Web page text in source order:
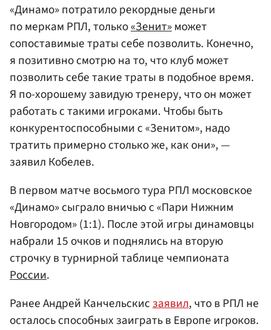
«Динамо» потратило рекордные деньги
по меркам РПЛ, только«Зенит»может
сопоставимые траты себе позволить. Конечно,
я позитивно смотрю на то, что клуб может
позволить себе такие траты в подобное время.
Я по-хорошему завидую тренеру, что он может
работать с такими игроками. Чтобы быть
конкурентоспособными с «Зенитом», надо
тратить примерно столько же, как они», —
заявил Кобелев.
В первом матче восьмого тура РПЛ московское
«Динамо» сыграло вничью с «Пари Нижним
Новгородом» (1:1). После этой игры динамовцы
набрали 15 очков и поднялись на вторую
строчку в турнирной таблице чемпионата
России.
Ранее Андрей Канчельскисзаявил, что в РПЛ не
осталось способных заиграть в Европе игроков.